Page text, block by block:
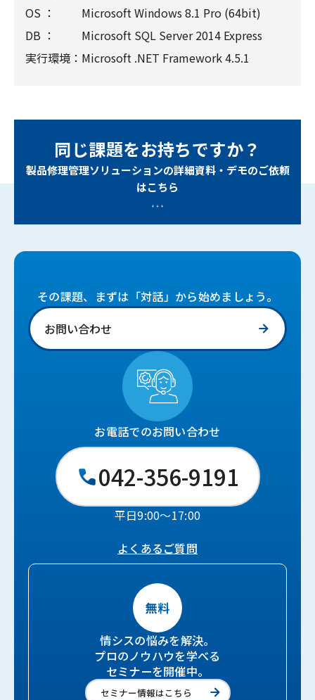
OS ：
Microsoft Windows 8.1 Pro (64bit)
DB ：
Microsoft SQL Server 2014 Express
実行環境： Microsoft .NET Framework 4.5.1
同じ課題をお持ちですか？
製品修理管理ソリューションの詳細資料・デモのご依頼
はこちら
その課題、まずは「対話」から始めましょう。
お問い合わせ
お電話でのお問い合わせ
042-356-9191
平日9:00〜17:00
よくあるご質問
情シスの悩みを解決。
プロのノウハウを学べる
セミナーを開催中。
セミナー情報はこちら